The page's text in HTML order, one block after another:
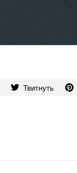
Твитнуть